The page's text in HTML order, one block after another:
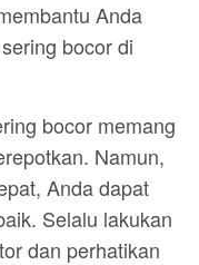
Anda
bocor di
bocor memang
Namun,
Anda dapat
Selalu lakukan
dan perhatikan